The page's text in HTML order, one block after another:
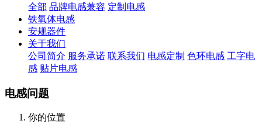
全部 品牌电感兼容 定制电感
铁氧体电感
安规器件
关于我们
公司简介 服务承诺 联系我们 电感定制 色环电感 工字电
感 贴片电感
电感问题
你的位置